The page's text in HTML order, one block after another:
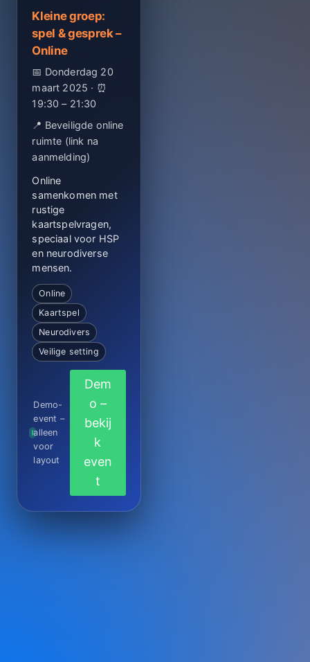
Kleine groep:
spel & gesprek –
Online
📅 Donderdag 20
maart 2025 · ⏰
19:30 – 21:30
📍 Beveiligde online
ruimte (link na
aanmelding)
Online
samenkomen met
rustige
kaartspelvragen,
speciaal voor HSP
en neurodiverse
mensen.
Online
Kaartspel
Neurodivers
Veilige setting
Demo-
event –
alleen
voor
layout
Dem
o –
bekij
k
even
t